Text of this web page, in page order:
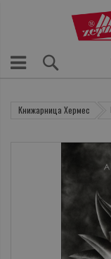
Книжарница Хермес